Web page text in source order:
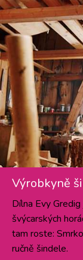
Výrobkyně
Dílna Evy
švýcarských
tam roste:
ručně šindele.